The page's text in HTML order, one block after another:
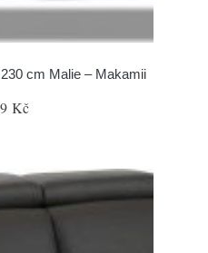
cm Malie – Makamii
Kč